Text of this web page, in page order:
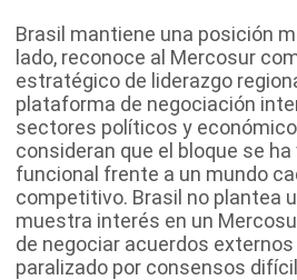
Brasil mantiene una posición
lado, reconoce al Mercosur
estratégico de liderazgo
plataforma de negociación
sectores políticos y
consideran que el bloque se
funcional frente a un mundo
competitivo. Brasil no plantea
muestra interés en un
de negociar acuerdos
paralizado por consensos